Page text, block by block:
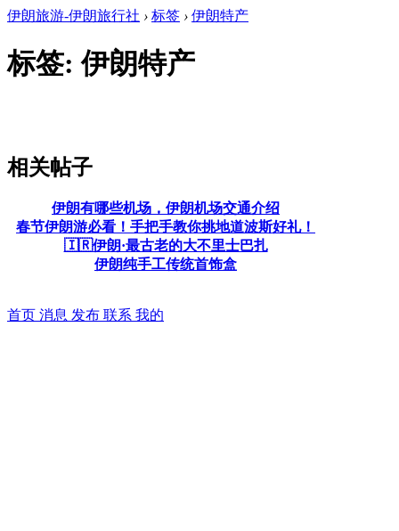
伊朗旅游-伊朗旅行社 › 标签 › 伊朗特产
标签: 伊朗特产
相关帖子
伊朗有哪些机场，伊朗机场交通介绍
春节伊朗游必看！手把手教你挑地道波斯好礼！
🇮🇷伊朗·最古老的大不里士巴扎
伊朗纯手工传统首饰盒
首页 消息 发布 联系 我的